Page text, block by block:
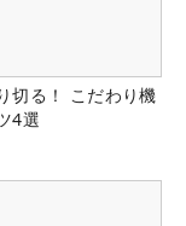
切る！ こだわり機
4選